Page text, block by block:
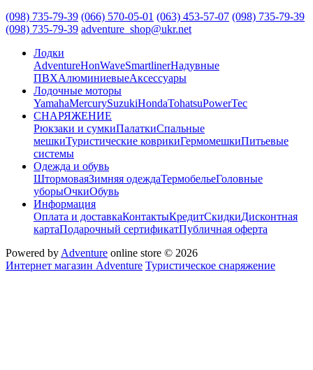
(098) 735-79-39 (066) 570-05-01 (063) 453-57-07 (098) 735-79-39
(098) 735-79-39 adventure_shop@ukr.net
Лодки
AdventureHonWaveSmartlinerНадувные
ПВХАлюминиевыеАксессуары
Лодочные моторы
YamahaMercurySuzukiHondaTohatsuPowerTec
СНАРЯЖЕНИЕ
Рюкзаки и сумкиПалаткиСпальные
мешкиТуристические коврикиГермомешкиПитьевые
системы
Одежда и обувь
ШтормоваяЗимняя одеждаТермобельеГоловные
уборыОчкиОбувь
Информация
Оплата и доставкаКонтактыКредитСкидкиДисконтная
картаПодарочный сертификатПубличная оферта
Powered byAdventure online store © 2026
Интернет магазин Adventure Туристическое снаряжение